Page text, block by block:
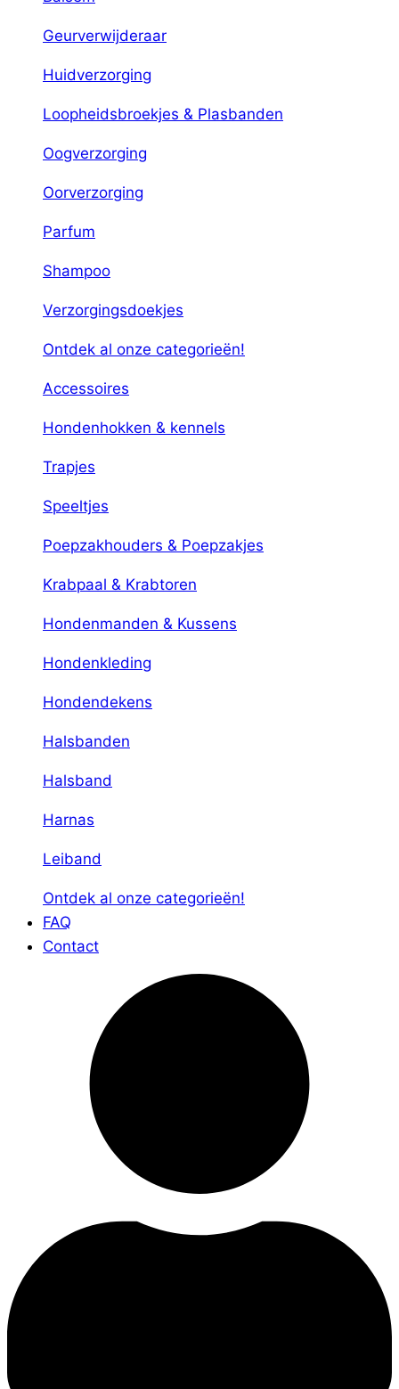
Geurverwijderaar
Huidverzorging
Loopheidsbroekjes & Plasbanden
Oogverzorging
Oorverzorging
Parfum
Shampoo
Verzorgingsdoekjes
Ontdek al onze categorieën!
Accessoires
Hondenhokken & kennels
Trapjes
Speeltjes
Poepzakhouders & Poepzakjes
Krabpaal & Krabtoren
Hondenmanden & Kussens
Hondenkleding
Hondendekens
Halsbanden
Halsband
Harnas
Leiband
Ontdek al onze categorieën!
FAQ
Contact